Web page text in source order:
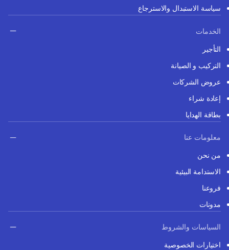
سياسة الاستبدال والاسترجاع
الخدمات
التأجير
التركيب و الصيانة
عروض الشركات
إعادة شراء
بطاقة الهدايا
معلومات عنا
من نحن
الاستدامة البيئية
فروعنا
مدونات
السياسات والشروط
اختيارات الخصوصية